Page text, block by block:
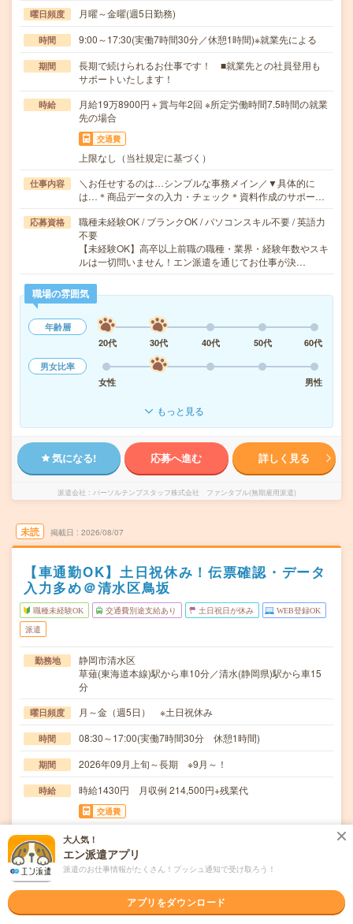
曜日頻度 月曜～金曜(週5日勤務)
時間 9:00～17:30(実働7時間30分／休憩1時間)※就業先による
期間
長期で続けられるお仕事です！ ■就業先との社員登用も
サポートいたします！
時給
月給19万8900円＋賞与年2回 ※所定労働時間7.5時間の就業
先の場合
交通費
上限なし（当社規定に基づく）
仕事内容
＼お任せするのは…シンプルな事務メイン／▼具体的に
は…＊商品データの入力・チェック＊資料作成のサポー…
応募資格
職種未経験OK / ブランクOK / パソコンスキル不要 / 英語力
不要
【未経験OK】高卒以上前職の職種・業界・経験年数やスキ
ルは一切問いません！エン派遣を通じてお仕事が決…
職場の雰囲気
年齢層
20代
30代 40代 50代
60代
男女比率
女性
男性
もっと見る
気になる! 応募へ進む 詳しく見る
派遣会社 パーソルテンプスタッフ株式会社 ファンタブル(無期雇用派遣)
未読 掲載日 2026/08/07
【車通勤OK】土日祝休み！伝票確認・データ
入力多め＠清水区鳥坂
職種未経験OK 交通費別途支給あり 土日祝日が休み WEB登録OK
派遣
勤務地
静岡市清水区
草薙(東海道本線)駅から車10分／清水(静岡県)駅から車15
分
曜日頻度 月～金（週5日） ※土日祝休み
時間 08:30～17:00(実働7時間30分 休憩1時間)
期間 2026年09月上旬～長期 ※9月～！
時給 時給1430円 月収例 214,500円+残業代
交通費
仕事内容
パソコン入力多めの事務サポート○同じお仕事をしている
方もいますよ↑○データ入力業務（専用システム）〇…
職種未経験OK / ブランクOK / 英語力不要
＊未経験の方歓迎＊未経験の方でも安心スタート！・登録
大人気！
エン派遣アプリ
派遣のお仕事情報がたくさん！プッシュ通知で受け取ろう！
アプリをダウンロード